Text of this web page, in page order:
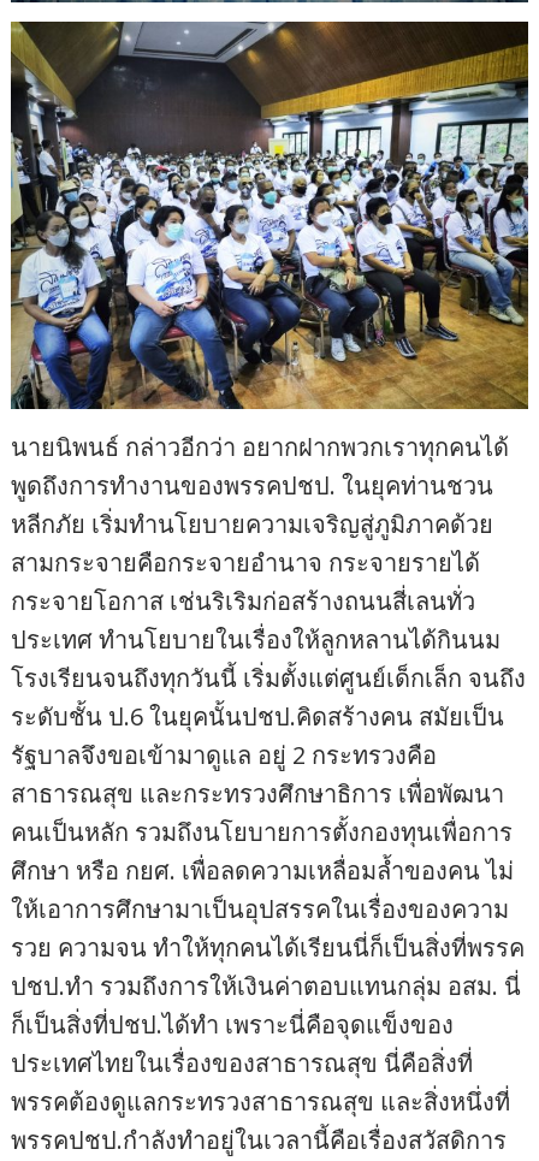
นายนิพนธ์ กล่าวอีกว่า อยากฝากพวกเราทุกคนได้
พูดถึงการทำงานของพรรคปชป. ในยุคท่านชวน
หลีกภัย เริ่มทำนโยบายความเจริญสู่ภูมิภาคด้วย
สามกระจายคือกระจายอำนาจ กระจายรายได้
กระจายโอกาส เช่นริเริมก่อสร้างถนนสี่เลนทั่ว
ประเทศ ทำนโยบายในเรื่องให้ลูกหลานได้กินนม
โรงเรียนจนถึงทุกวันนี้ เริ่มตั้งแต่ศูนย์เด็กเล็ก จนถึง
ระดับชั้น ป.6 ในยุคนั้นปชป.คิดสร้างคน สมัยเป็น
รัฐบาลจึงขอเข้ามาดูแล อยู่ 2 กระทรวงคือ
สาธารณสุข และกระทรวงศึกษาธิการ เพื่อพัฒนา
คนเป็นหลัก รวมถึงนโยบายการตั้งกองทุนเพื่อการ
ศึกษา หรือ กยศ. เพื่อลดความเหลื่อมล้ำของคน ไม่
ให้เอาการศึกษามาเป็นอุปสรรคในเรื่องของความ
รวย ความจน ทำให้ทุกคนได้เรียนนี่ก็เป็นสิ่งที่พรรค
ปชป.ทำ รวมถึงการให้เงินค่าตอบแทนกลุ่ม อสม. นี่
ก็เป็นสิ่งที่ปชป.ได้ทำ เพราะนี่คือจุดแข็งของ
ประเทศไทยในเรื่องของสาธารณสุข นี่คือสิ่งที่
พรรคต้องดูแลกระทรวงสาธารณสุข และสิ่งหนึ่งที่
พรรคปชป.กำลังทำอยู่ในเวลานี้คือเรื่องสวัสดิการ